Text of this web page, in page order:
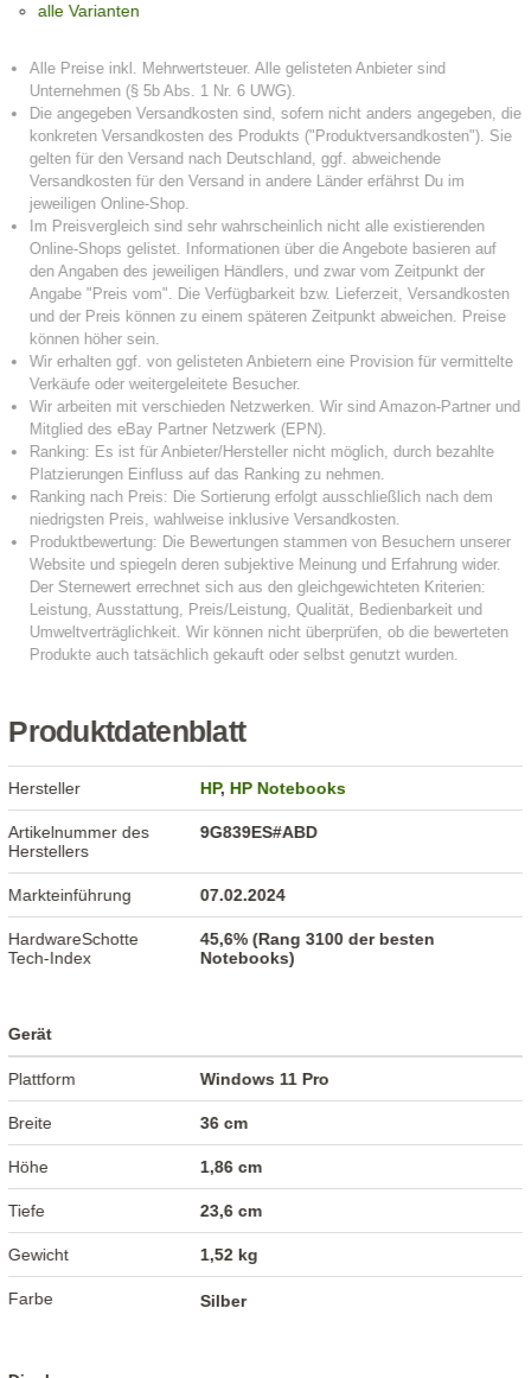
alle Varianten
Produktdatenblatt
Hersteller HP,HP Notebooks
Artikelnummer des
Herstellers
9G839ES#ABD
Markteinführung 07.02.2024
HardwareSchotte
Tech-Index
45,6% (Rang 3100 der besten
Notebooks)
Gerät
Plattform Windows 11 Pro
Breite 36 cm
Höhe 1,86 cm
Tiefe 23,6 cm
Gewicht 1,52 kg
Farbe Silber